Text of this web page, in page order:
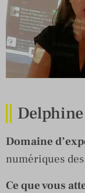
Domaine
numériques
Ce que vous